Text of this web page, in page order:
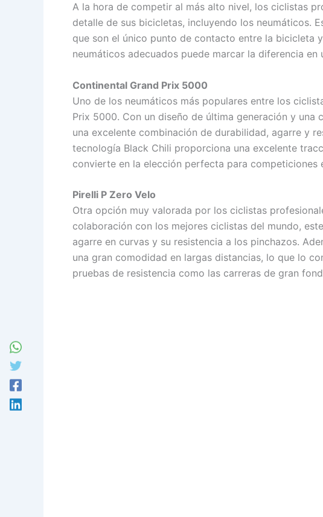
A la hora de competir al más alto nivel, los ciclistas
detalle de sus bicicletas, incluyendo los neumáticos.
que son el único punto de contacto entre la bicicleta
neumáticos adecuados puede marcar la diferencia en
Continental Grand Prix 5000
Uno de los neumáticos más populares entre los
Prix 5000. Con un diseño de última generación y una
una excelente combinación de durabilidad, agarre y
tecnología Black Chili proporciona una excelente
convierte en la elección perfecta para competiciones
Pirelli P Zero Velo
Otra opción muy valorada por los ciclistas
colaboración con los mejores ciclistas del mundo,
agarre en curvas y su resistencia a los pinchazos.
una gran comodidad en largas distancias, lo que lo
pruebas de resistencia como las carreras de gran